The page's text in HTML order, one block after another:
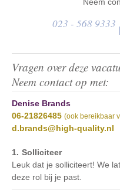
Vragen over deze
Neem contact op met:
Denise Brands
06-21826485 (ook bereikbaar
d.brands@high-quality.nl
Solliciteer
Leuk dat je solliciteert! We
deze rol bij je past.
023 - 568 9333 |